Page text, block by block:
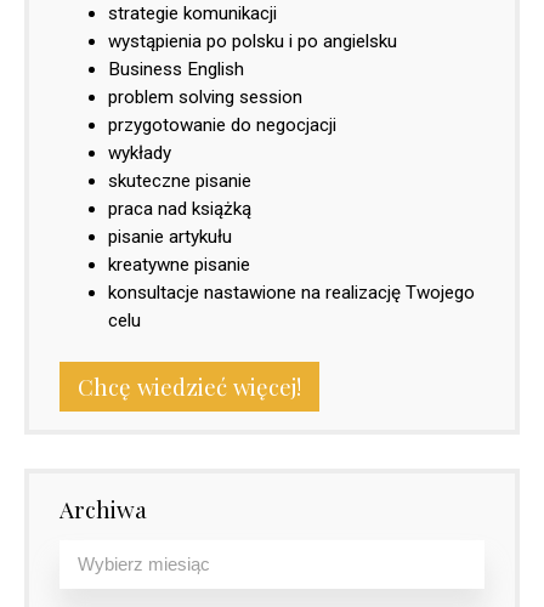
strategie komunikacji
wystąpienia po polsku i po angielsku
Business English
problem solving session
przygotowanie do negocjacji
wykłady
skuteczne pisanie
praca nad książką
pisanie artykułu
kreatywne pisanie
konsultacje nastawione na realizację Twojego
celu
Chcę wiedzieć więcej!
Archiwa